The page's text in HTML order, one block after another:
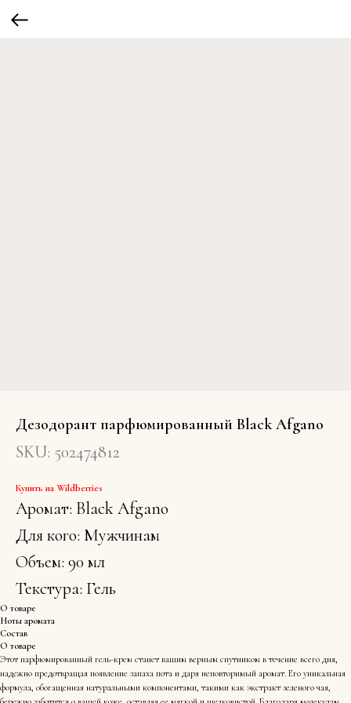
Дезодорант парфюмированный Black Afgano
SKU: 502474812
Купить на Wildberries
Аромат: Black Afgano
Для кого: Мужчинам
Объем: 90 мл
Текстура: Гель
О товаре
Ноты аромата
Состав
О товаре
Этот парфюмированный гель-крем станет вашим верным спутником в течение всего дня,
надежно предотвращая появление запаха пота и даря неповторимый аромат. Его уникальная
формула, обогащенная натуральными компонентами, такими как экстракт зеленого чая,